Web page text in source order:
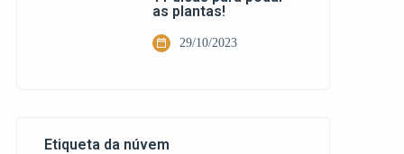
as plantas!
29/10/2023
Etiqueta da núvem